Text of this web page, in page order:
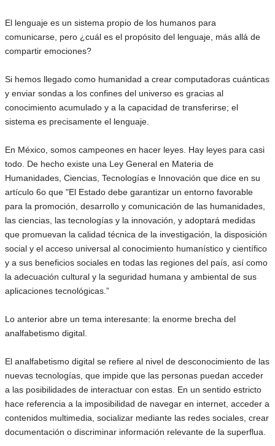
El lenguaje es un sistema propio de los humanos para
comunicarse, pero ¿cuál es el propósito del lenguaje, más allá de
compartir emociones?
Si hemos llegado como humanidad a crear computadoras cuánticas
y enviar sondas a los confines del universo es gracias al
conocimiento acumulado y a la capacidad de transferirse; el
sistema es precisamente el lenguaje.
En México, somos campeones en hacer leyes. Hay leyes para casi
todo. De hecho existe una Ley General en Materia de
Humanidades, Ciencias, Tecnologías e Innovación que dice en su
artículo 6o que "El Estado debe garantizar un entorno favorable
para la promoción, desarrollo y comunicación de las humanidades,
las ciencias, las tecnologías y la innovación, y adoptará medidas
que promuevan la calidad técnica de la investigación, la disposición
social y el acceso universal al conocimiento humanístico y científico
y a sus beneficios sociales en todas las regiones del país, así como
la adecuación cultural y la seguridad humana y ambiental de sus
aplicaciones tecnológicas.”
Lo anterior abre un tema interesante: la enorme brecha del
analfabetismo digital.
El analfabetismo digital se refiere al nivel de desconocimiento de las
nuevas tecnologías, que impide que las personas puedan acceder
a las posibilidades de interactuar con estas. En un sentido estricto
hace referencia a la imposibilidad de navegar en internet, acceder a
contenidos multimedia, socializar mediante las redes sociales, crear
documentación o discriminar información relevante de la superflua.